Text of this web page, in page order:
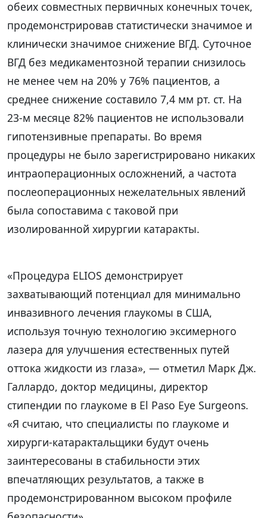
обеих совместных первичных конечных точек,
продемонстрировав статистически значимое и
клинически значимое снижение ВГД. Суточное
ВГД без медикаментозной терапии снизилось
не менее чем на 20% у 76% пациентов, а
среднее снижение составило 7,4 мм рт. ст. На
23-м месяце 82% пациентов не использовали
гипотензивные препараты. Во время
процедуры не было зарегистрировано никаких
интраоперационных осложнений, а частота
послеоперационных нежелательных явлений
была сопоставима с таковой при
изолированной хирургии катаракты.
«Процедура ELIOS демонстрирует
захватывающий потенциал для минимально
инвазивного лечения глаукомы в США,
используя точную технологию эксимерного
лазера для улучшения естественных путей
оттока жидкости из глаза», — отметил Марк Дж.
Галлардо, доктор медицины, директор
стипендии по глаукоме в El Paso Eye Surgeons.
«Я считаю, что специалисты по глаукоме и
хирурги-катарактальщики будут очень
заинтересованы в стабильности этих
впечатляющих результатов, а также в
продемонстрированном высоком профиле